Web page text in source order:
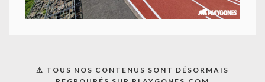
⚠ TOUS NOS CONTENUS SONT DÉSORMAIS
Longueur adaptée à toutes les morphologies et diamètre facile à tenir
pour tout le monde (28mm). Tube en acier recouvert de polyéthylène
UNE QUESTION ? UN DEVIS ?